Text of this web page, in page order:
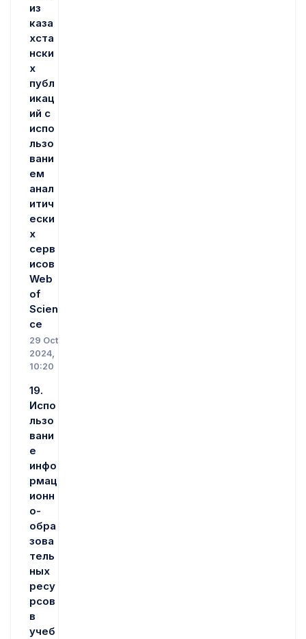
из
каза
хста
нски
х
публ
икац
ий с
испо
льзо
вани
ем
анал
итич
ески
х
серв
исов
Web
of
Scien
ce
29 Oct
2024,
10:20
19.
Испо
льзо
вани
е
инфо
рмац
ионн
о-
обра
зова
тель
ных
ресу
рсов
в
учеб